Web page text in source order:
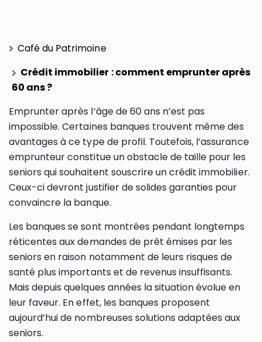
Café du Patrimoine
Crédit immobilier : comment emprunter après
60 ans ?
Emprunter après l’âge de 60 ans n’est pas
impossible. Certaines banques trouvent même des
avantages à ce type de profil. Toutefois, l’assurance
emprunteur constitue un obstacle de taille pour les
seniors qui souhaitent souscrire un crédit immobilier.
Ceux-ci devront justifier de solides garanties pour
convaincre la banque.
Les banques se sont montrées pendant longtemps
réticentes aux demandes de prêt émises par les
seniors en raison notamment de leurs risques de
santé plus importants et de revenus insuffisants.
Mais depuis quelques années la situation évolue en
leur faveur. En effet, les banques proposent
aujourd’hui de nombreuses solutions adaptées aux
seniors.